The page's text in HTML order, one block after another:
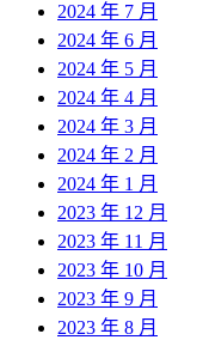
2024 年 7 月
2024 年 6 月
2024 年 5 月
2024 年 4 月
2024 年 3 月
2024 年 2 月
2024 年 1 月
2023 年 12 月
2023 年 11 月
2023 年 10 月
2023 年 9 月
2023 年 8 月